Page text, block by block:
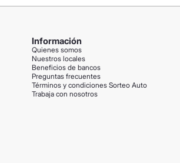
Información
Quienes somos
Nuestros locales
Beneficios de bancos
Preguntas frecuentes
Términos y condiciones Sorteo Auto
Trabaja con nosotros